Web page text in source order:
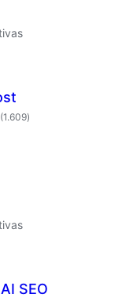
(1.609valoraciones
en
)
SEO